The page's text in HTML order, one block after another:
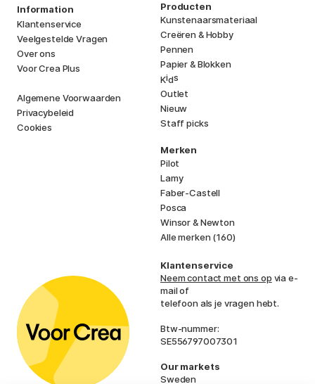
Information
Klantenservice
Veelgestelde Vragen
Over ons
Voor Crea Plus
Algemene Voorwaarden
Privacybeleid
Cookies
Producten
Kunstenaarsmateriaal
Creëren & Hobby
Pennen
Papier & Blokken
Kids
Outlet
Nieuw
Staff picks
Merken
Pilot
Lamy
Faber-Castell
Posca
Winsor & Newton
Alle merken (160)
Klantenservice
Neem contact met ons op via e-
mail of
telefoon als je vragen hebt.
Btw-nummer:
SE556797007301
Our markets
Sweden